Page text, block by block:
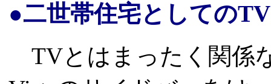
●二世帯住宅としてのTV
TVとはまったく関係